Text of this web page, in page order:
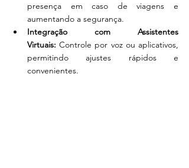
presença em caso de viagens e
aumentando a segurança.
Integração com Assistentes
Virtuais: Controle por voz ou aplicativos,
permitindo ajustes rápidos e
convenientes.